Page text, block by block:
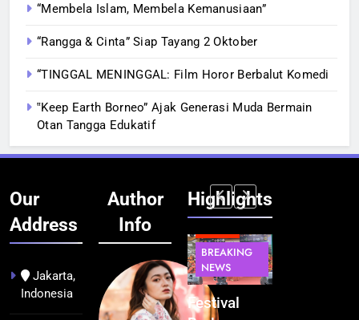
“Membela Islam, Membela Kemanusiaan”
“Rangga & Cinta” Siap Tayang 2 Oktober
“TINGGAL MENINGGAL: Film Horor Berbalut Komedi
‟Keep Earth Borneo” Ajak Generasi Muda Bermain
Otan Tangga Edukatif
Our
Address
Jakarta,
Indonesia
Author
Info
Highlights
BERITA
NEWS
Kualitas
INFRASTRUKTUR
TEKNOLOGI
Indonesia
BREAKING
NEWS
Festival